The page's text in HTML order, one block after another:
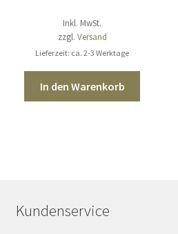
Inkl. MwSt.
zzgl. Versand
Lieferzeit: ca. 2-3 Werktage
In den Warenkorb
Kundenservice